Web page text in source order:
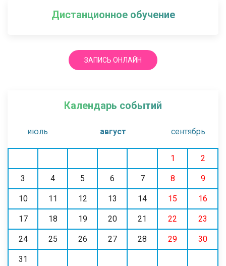
Дистанционное обучение
ЗАПИСЬ ОНЛАЙН
Календарь событий
июль август сентябрь
1 2
3 4 5 6 7 8 9
10 11 12 13 14 15 16
17 18 19 20 21 22 23
24 25 26 27 28 29 30
31